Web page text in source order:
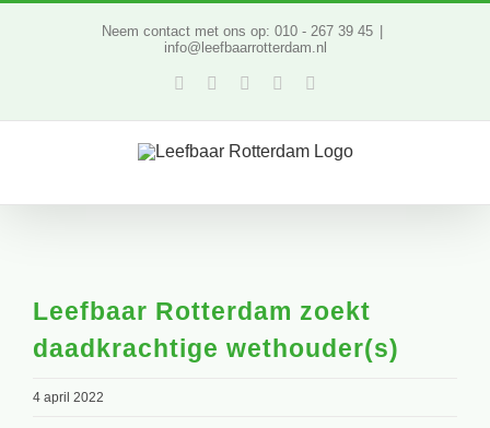
Neem contact met ons op: 010 - 267 39 45
info@leefbaarrotterdam.nl
Facebook
TwitterYouTubeLinkedIn
Leefbaar Rotterdam zoekt
daadkrachtige wethouder(s)
4 april 2022